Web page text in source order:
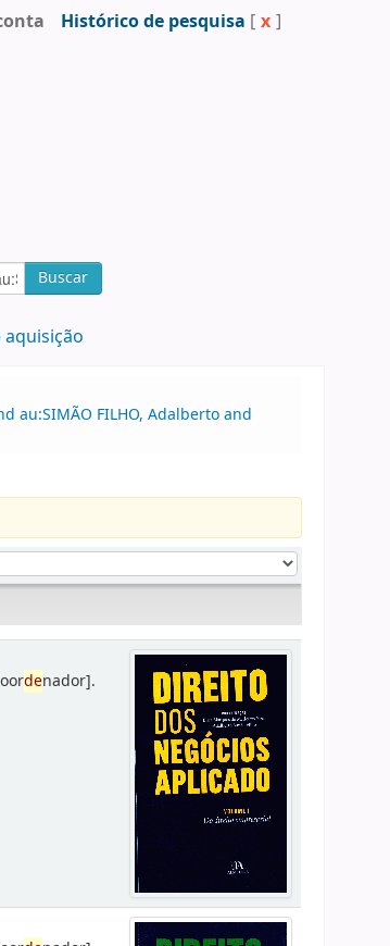
Histórico de pesquisa [ x ]
Buscar
aquisição
au:SIMÃO FILHO, Adalberto and
denador].